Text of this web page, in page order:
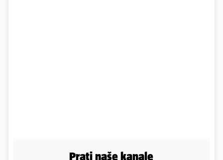
Prati naše kanale